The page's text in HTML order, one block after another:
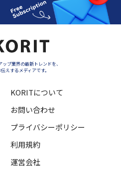
プ業界の最新トレンドを、
えするメディアです。
KORITについて
お問い合わせ
プライバシーポリシー
利用規約
運営会社